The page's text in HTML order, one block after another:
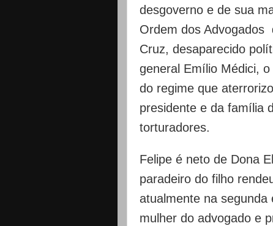
desgoverno e de sua
Ordem dos Advogados
Cruz, desaparecido
general Emílio Médici,
do regime que
presidente e da família
torturadores.
Felipe é neto de Dona
paradeiro do filho
atualmente na segunda
mulher do advogado e